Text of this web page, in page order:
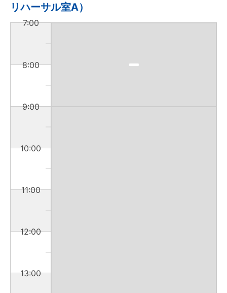
リハーサル室A）
7:00
8:00
9:00
10:00
11:00
12:00
13:00